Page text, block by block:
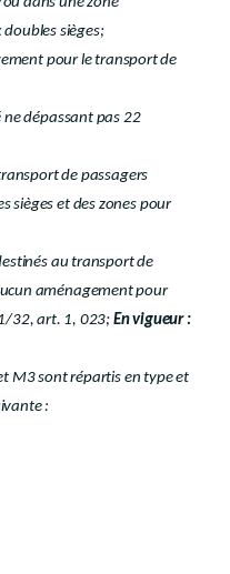
sièges;
pour le transport de
ne dépassant pas 22
de passagers
sièges et des zones pour
au transport de
aménagement pour
32, art. 1, 023; En vigueur :
M3 sont répartis en type et
: